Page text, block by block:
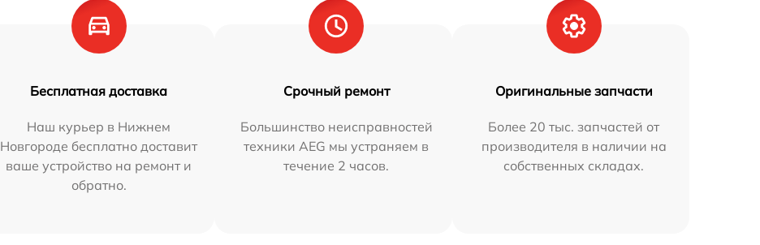
Бесплатная доставка
Наш курьер в Нижнем
Новгороде бесплатно доставит
ваше устройство на ремонт и
обратно.
Срочный ремонт
Большинство неисправностей
техники AEG мы устраняем в
течение 2 часов.
Оригинальные запчасти
Более 20 тыс. запчастей от
производителя в наличии на
собственных складах.